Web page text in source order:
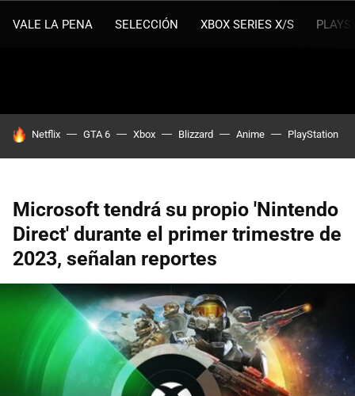
VALE LA PENA SELECCIÓN XBOX SERIES X/S
HOY SE HABLA DE
Netflix GTA 6 Xbox Blizzard Anime PlayStation
Microsoft tendrá su propio 'Nintendo
Direct' durante el primer trimestre de
2023, señalan reportes